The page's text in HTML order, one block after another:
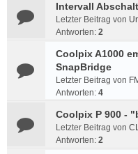
Intervall
Letzter Beitrag von
Antworten: 2
Coolpix A1000
SnapBridge
Letzter Beitrag von
Antworten: 4
Coolpix P 900 -
Letzter Beitrag von
Antworten: 2